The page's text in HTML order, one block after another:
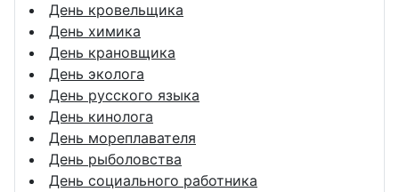
День кровельщика
День химика
День крановщика
День эколога
День русского языка
День кинолога
День мореплавателя
День рыболовства
День социального работника